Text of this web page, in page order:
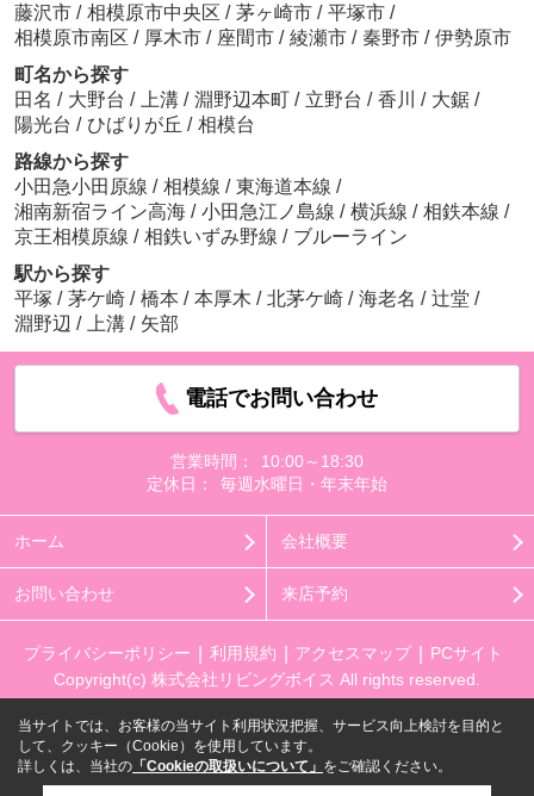
藤沢市 / 相模原市中央区 / 茅ヶ崎市 / 平塚市 /
相模原市南区 / 厚木市 / 座間市 / 綾瀬市 / 秦野市 / 伊勢原市
町名から探す
田名 / 大野台 / 上溝 / 淵野辺本町 / 立野台 / 香川 / 大鋸 /
陽光台 / ひばりが丘 / 相模台
路線から探す
小田急小田原線 / 相模線 / 東海道本線 /
湘南新宿ライン高海 / 小田急江ノ島線 / 横浜線 / 相鉄本線 /
京王相模原線 / 相鉄いずみ野線 / ブルーライン
駅から探す
平塚 / 茅ケ崎 / 橋本 / 本厚木 / 北茅ケ崎 / 海老名 / 辻堂 /
淵野辺 / 上溝 / 矢部
電話でお問い合わせ
営業時間：
10:00～18:30
定休日：
毎週水曜日・年末年始
ホーム 会社概要
お問い合わせ 来店予約
プライバシーポリシー 利用規約 アクセスマップ
PCサイト
Copyright(c) 株式会社リビングボイス All rights reserved.
当サイトでは、お客様の当サイト利用状況把握、サービス向上検討を目的と
して、クッキー（Cookie）を使用しています。
詳しくは、当社の 「Cookieの取扱いについて」 をご確認ください。